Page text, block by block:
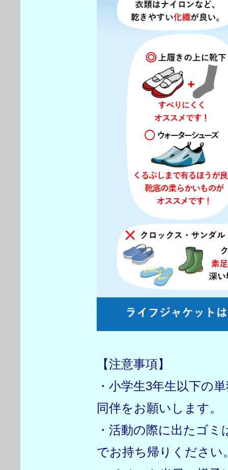
【注意事項】
・小学生3年生以下の
同伴をお願いします。
・活動の際に出たゴ
でお持ち帰りください